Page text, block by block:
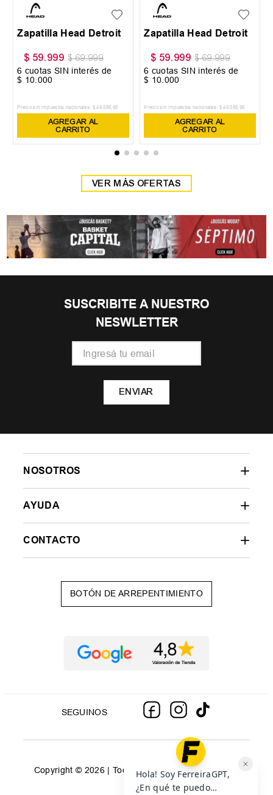
Zapatilla Head Detroit
$ 59.999 $ 69.999
6 cuotas SIN interés de
$ 10 000
Precio sin impuestos nacionales: $ 49.585,95
AGREGAR AL
CARRITO
38
Zapatilla Head Detroit
$ 59.999 $ 69.999
6 cuotas SIN interés de
$ 10 000
Precio sin impuestos nacionales: $ 49.585,95
AGREGAR AL
CARRITO
VER MÁS OFERTAS
SUSCRIBITE A NUESTRO
NESWLETTER
ENVIAR
NOSOTROS
AYUDA
CONTACTO
BOTÓN DE ARREPENTIMIENTO
SEGUINOS
Copyright © 2026 | Todos los derechos reservados